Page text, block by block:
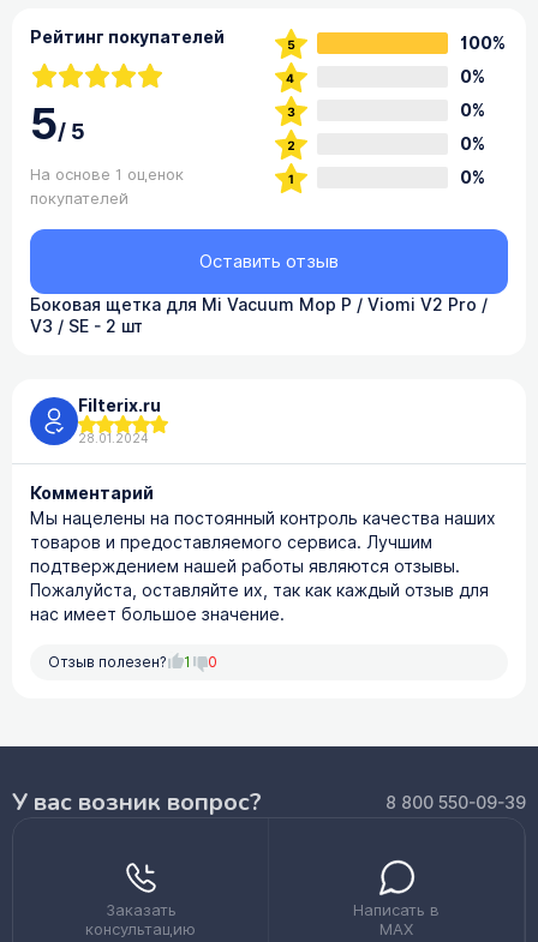
Рейтинг покупателей
5/5
На основе 1 оценок
покупателей
100%
0%
0%
0%
0%
Боковая щетка для Mi Vacuum Mop P / Viomi V2 Pro /
V3 / SE - 2 шт
Оставить отзыв
Filterix.ru
28.01.2024
Комментарий
Мы нацелены на постоянный контроль качества наших
товаров и предоставляемого сервиса. Лучшим
подтверждением нашей работы являются отзывы.
Пожалуйста, оставляйте их, так как каждый отзыв для
нас имеет большое значение.
Отзыв полезен? 1 0
У вас возник вопрос? 8 800 550-09-39
Заказать
консультацию
Написать в
MAX